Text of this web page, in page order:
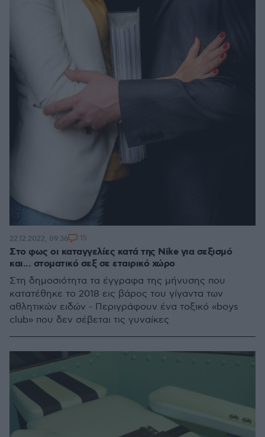
Στο φως οι καταγγελίες κατά της Nike για σεξισμό
και... στοματικό σεξ σε εταιρικό χώρο
Στη δημοσιότητα τα έγγραφα της μήνυσης που
κατατέθηκε το 2018 εις βάρος του γίγαντα των
αθλητικών ειδών - Περιγράφουν ένα τοξικό «boys
club» που δεν σέβεται τις γυναίκες
22.12.2022, 09:36 15